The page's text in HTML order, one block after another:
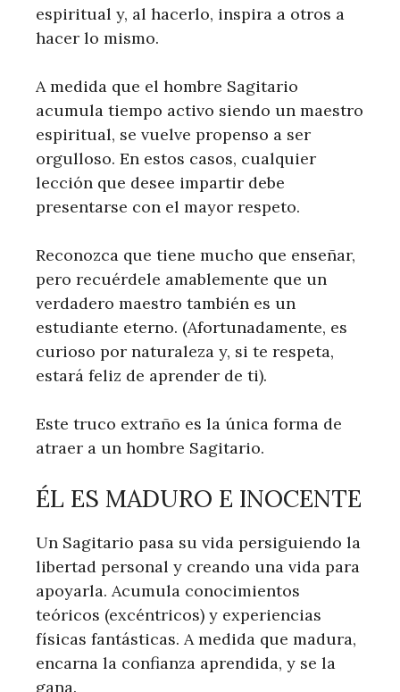
espiritual y, al hacerlo, inspira a otros a
hacer lo mismo.
A medida que el hombre Sagitario
acumula tiempo activo siendo un maestro
espiritual, se vuelve propenso a ser
orgulloso. En estos casos, cualquier
lección que desee impartir debe
presentarse con el mayor respeto.
Reconozca que tiene mucho que enseñar,
pero recuérdele amablemente que un
verdadero maestro también es un
estudiante eterno. (Afortunadamente, es
curioso por naturaleza y, si te respeta,
estará feliz de aprender de ti).
Este truco extraño es la única forma de
atraer a un hombre Sagitario.
ÉL ES MADURO E INOCENTE
Un Sagitario pasa su vida persiguiendo la
libertad personal y creando una vida para
apoyarla. Acumula conocimientos
teóricos (excéntricos) y experiencias
físicas fantásticas. A medida que madura,
encarna la confianza aprendida, y se la
gana.